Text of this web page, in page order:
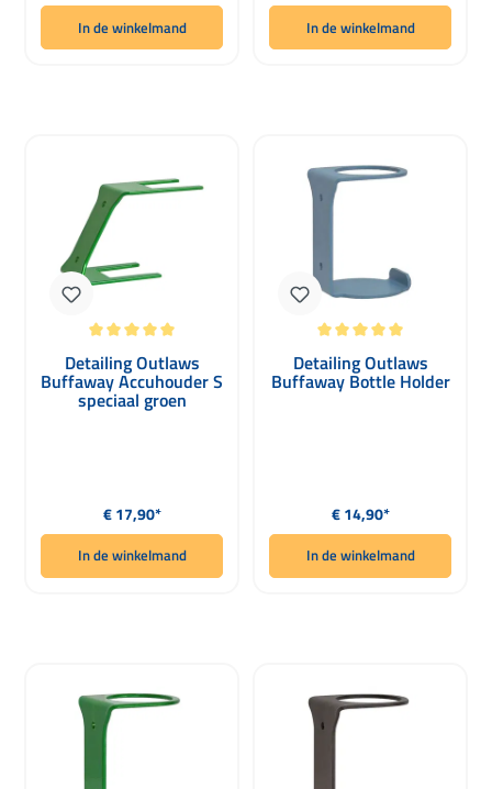
In de winkelmand In de winkelmand
Detailing Outlaws
Buffaway Accuhouder S
speciaal groen
Normale prijs:
€ 17,90*
In de winkelmand
Detailing Outlaws
Buffaway Bottle Holder
Normale prijs:
€ 14,90*
In de winkelmand